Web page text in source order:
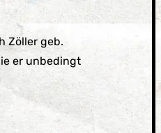
Zöller geb.
er unbedingt